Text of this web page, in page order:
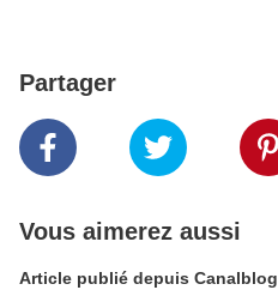
Partager
Vous aimerez aussi
Article publié depuis Canalblog